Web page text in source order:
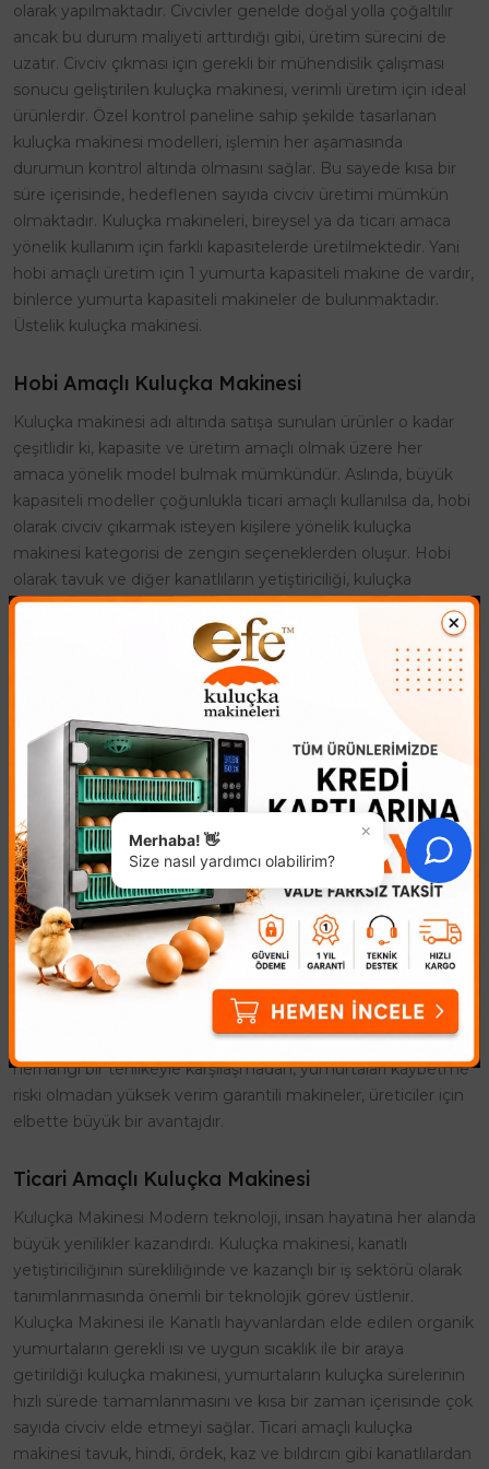
olarak yapılmaktadır. Civcivler genelde doğal yolla çoğaltılır
ancak bu durum maliyeti arttırdığı gibi, üretim sürecini de
uzatır. Civciv çıkması için gerekli bir mühendislik çalışması
sonucu geliştirilen kuluçka makinesi, verimli üretim için ideal
ürünlerdir. Özel kontrol paneline sahip şekilde tasarlanan
kuluçka makinesi modelleri, işlemin her aşamasında
durumun kontrol altında olmasını sağlar. Bu sayede kısa bir
süre içerisinde, hedeflenen sayıda civciv üretimi mümkün
olmaktadır. Kuluçka makineleri, bireysel ya da ticari amaca
yönelik kullanım için farklı kapasitelerde üretilmektedir. Yani
hobi amaçlı üretim için 1 yumurta kapasiteli makine de vardır,
binlerce yumurta kapasiteli makineler de bulunmaktadır.
Üstelik kuluçka makinesi.
Hobi Amaçlı Kuluçka Makinesi
Kuluçka makinesi adı altında satışa sunulan ürünler o kadar
çeşitlidir ki, kapasite ve üretim amaçlı olmak üzere her
amaca yönelik model bulmak mümkündür. Aslında, büyük
kapasiteli modeller çoğunlukla ticari amaçlı kullanılsa da, hobi
olarak civciv çıkarmak isteyen kişilere yönelik kuluçka
makinesi kategorisi de zengin seçeneklerden oluşur. Hobi
olarak tavuk ve diğer kanatlıların yetiştiriciliği, kuluçka
makinelerinde kolaylıkla yapılır. Otomatik çevirme özelliği ve
dijital nem göstergesine sahip kuluçka makinesi, farklı kanatlı
türlerine göre farklı modelleri olduğu gibi birçok kanatlı
hayvan türünü aynı ortamda çoğaltabilecek özellikte kuluçka
makinesi modelleri de vardır. Kuluçka makinesi nin temel
çalışma mantığı, içine koyulan yumurtaların gerekli şartlar
altında kuluçka sürelerini tamamlamasını sağlamaktır.
Tavuk Kuluçka Makinesi
Tavuk kuluçka makinelerine rağbet hayli fazladır. Bu nedenle
makinelerin farklı modelleri bulunmaktadır. Amatör kullanım
ve profesyonel kullanım için istenilen özelliklere sahip şekilde
kuluçka makinesi temin etmek de mümkündür. Satışa
sunulan her bir ürünün özellikleri belirtildiği gibi, satış sonrası
hizmet ve 1 yıllık ürün garantisi de sağlanan avantajı ikiye
katlamaktadır. Tavuk kuluçka makinesi seçenekleri,
üreticilerin işini fazlasıyla kolaylaştırmaktadır. Dışarıdan
herhangi bir tehlikeyle karşılaşmadan, yumurtaları kaybetme
riski olmadan yüksek verim garantili makineler, üreticiler için
elbette büyük bir avantajdır.
Ticari Amaçlı Kuluçka Makinesi
Kuluçka Makinesi Modern teknoloji, insan hayatına her alanda
büyük yenilikler kazandırdı. Kuluçka makinesi, kanatlı
yetiştiriciliğinin sürekliliğinde ve kazançlı bir iş sektörü olarak
tanımlanmasında önemli bir teknolojik görev üstlenir.
Kuluçka Makinesi ile Kanatlı hayvanlardan elde edilen organik
yumurtaların gerekli ısı ve uygun sıcaklık ile bir araya
getirildiği kuluçka makinesi, yumurtaların kuluçka sürelerinin
hızlı sürede tamamlanmasını ve kısa bir zaman içerisinde çok
sayıda civciv elde etmeyi sağlar. Ticari amaçlı kuluçka
makinesi tavuk, hindi, ördek, kaz ve bıldırcın gibi kanatlılardan
×
Merhaba! 👋
Size nasıl yardımcı olabilirim?